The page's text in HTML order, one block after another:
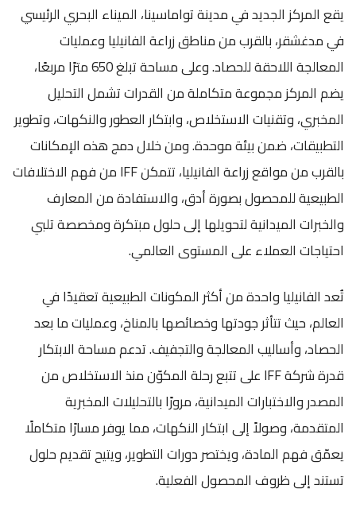
يقع المركز الجديد في مدينة تواماسينا، الميناء البحري الرئيسي
في مدغشقر، بالقرب من مناطق زراعة الفانيليا وعمليات
المعالجة اللاحقة للحصاد. وعلى مساحة تبلغ 650 مترًا مربعًا،
يضم المركز مجموعة متكاملة من القدرات تشمل التحليل
المخبري، وتقنيات الاستخلاص، وابتكار العطور والنكهات، وتطوير
التطبيقات، ضمن بيئة موحدة. ومن خلال دمج هذه الإمكانات
بالقرب من مواقع زراعة الفانيليا، تتمكن IFF من فهم الاختلافات
الطبيعية للمحصول بصورة أدق، والاستفادة من المعارف
والخبرات الميدانية لتحويلها إلى حلول مبتكرة ومخصصة تلبي
احتياجات العملاء على المستوى العالمي.
تُعد الفانيليا واحدة من أكثر المكونات الطبيعية تعقيدًا في
العالم، حيث تتأثر جودتها وخصائصها بالمناخ، وعمليات ما بعد
الحصاد، وأساليب المعالجة والتجفيف. تدعم مساحة الابتكار
قدرة شركة IFF على تتبع رحلة المكوّن منذ الاستخلاص من
المصدر والاختبارات الميدانية، مرورًا بالتحليلات المخبرية
المتقدمة، وصولاً إلى ابتكار النكهات، مما يوفر مسارًا متكاملًا
يعمّق فهم المادة، ويختصر دورات التطوير، ويتيح تقديم حلول
تستند إلى ظروف المحصول الفعلية.